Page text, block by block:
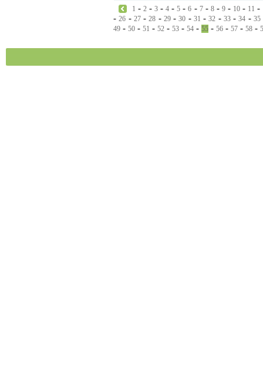
1 -2 -3 -4 -5 -6 - 7- 8- 9- 10- 11 -
-26 - 27-28 - 29-30 - 31 -32 - 33-34 - 35
49 - 50 - 51 - 52 - 53 - 54 - 55 - 56 - 57 - 58 -